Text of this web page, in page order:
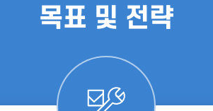
목표 및 전략